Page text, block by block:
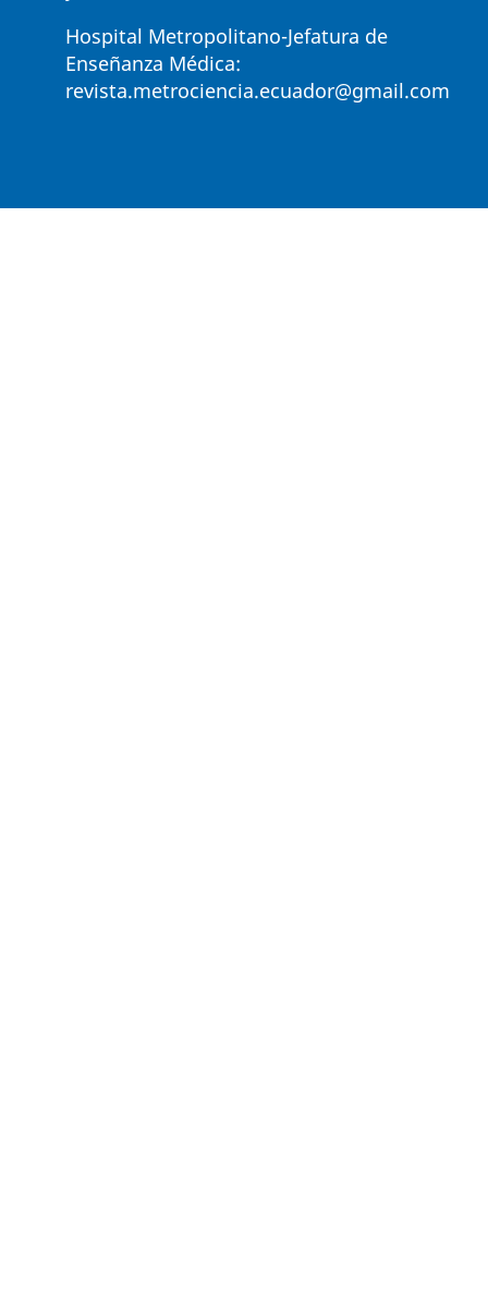
Hospital Metropolitano-Jefatura de
Enseñanza Médica:
revista.metrociencia.ecuador@gmail.com